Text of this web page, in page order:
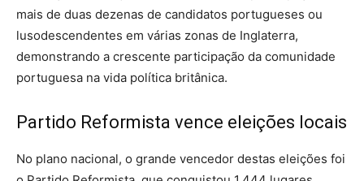
mais de duas dezenas de candidatos portugueses ou
lusodescendentes em várias zonas de Inglaterra,
demonstrando a crescente participação da comunidade
portuguesa na vida política britânica.
Partido Reformista vence eleições locais
No plano nacional, o grande vencedor destas eleições foi